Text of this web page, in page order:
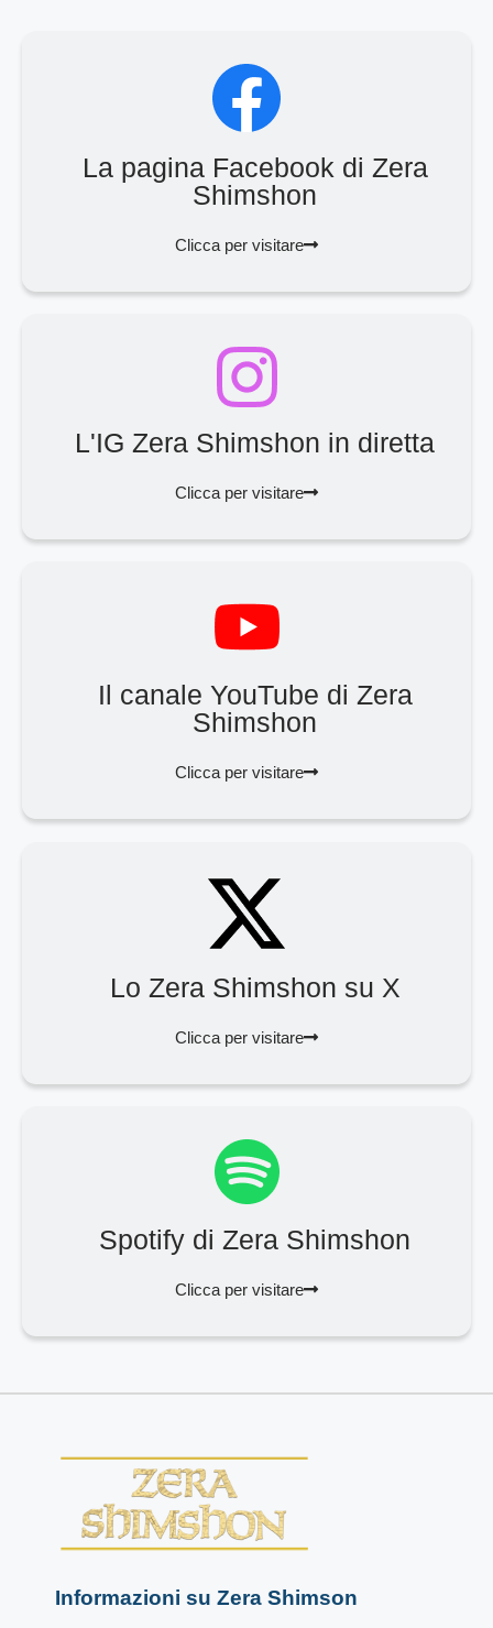
La pagina Facebook di Zera
Shimshon
Clicca per visitare
L'IG Zera Shimshon in diretta
Clicca per visitare
Il canale YouTube di Zera
Shimshon
Clicca per visitare
Lo Zera Shimshon su X
Clicca per visitare
Spotify di Zera Shimshon
Clicca per visitare
Informazioni su Zera Shimson